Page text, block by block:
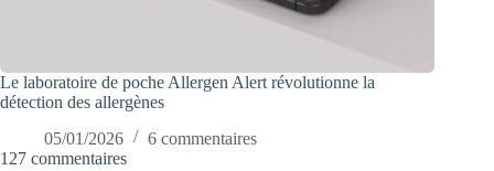
Le laboratoire de poche Allergen Alert révolutionne la
détection des allergènes
05/01/2026
6 commentaires
127 commentaires